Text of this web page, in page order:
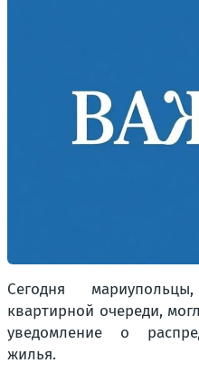
Сегодня
квартирной очереди,
уведомление о
жилья.